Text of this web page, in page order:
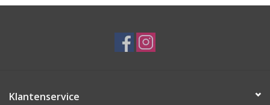
Klantenservice